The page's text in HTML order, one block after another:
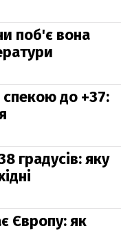
поб'є вона
спекою до +37:
градусів: яку
Європу: як